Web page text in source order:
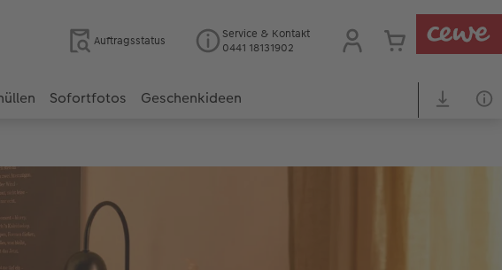
Auftragsstatus
Service & Kontakt
0441 18131902
Sofortfotos Geschenkideen